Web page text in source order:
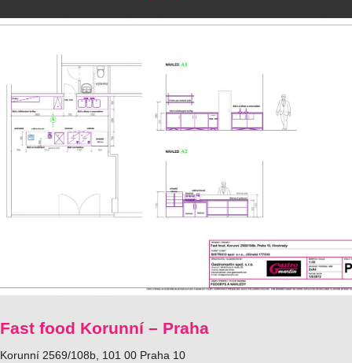
Fast food Korunní – Praha
Korunní 2569/108b, 101 00 Praha 10